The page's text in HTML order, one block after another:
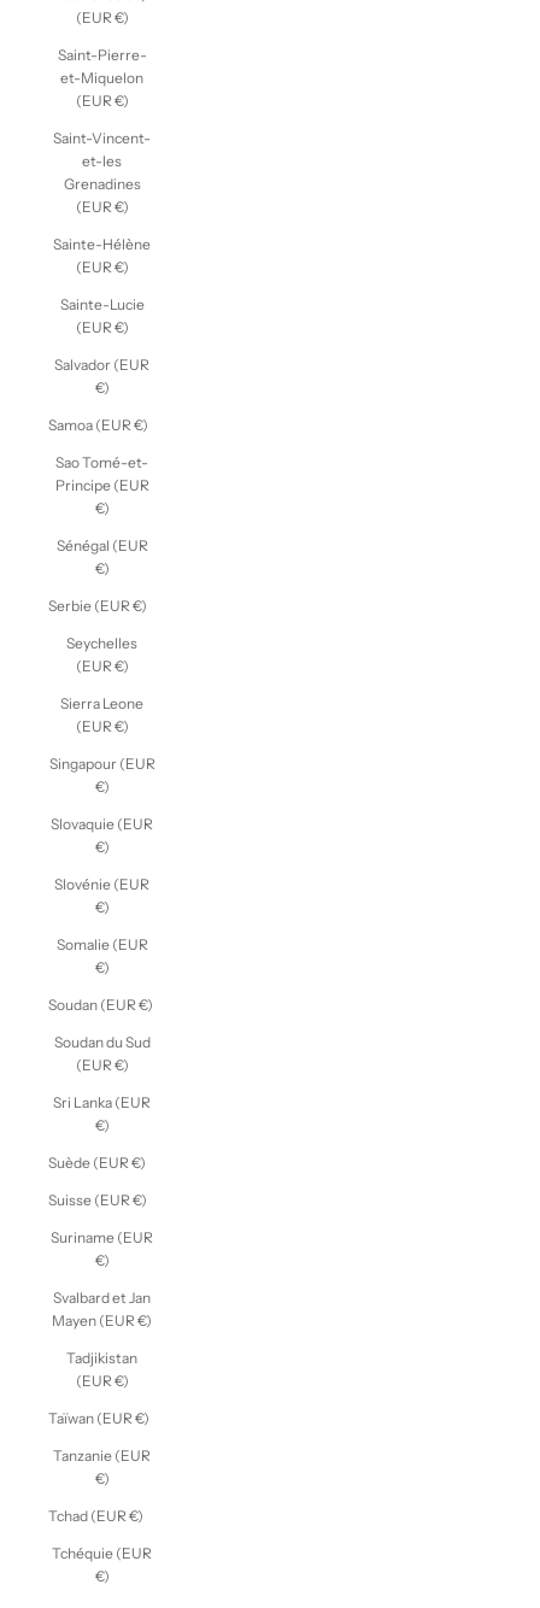
(EUR €)
Saint-Pierre-
et-Miquelon
(EUR €)
Saint-Vincent-
et-les
Grenadines
(EUR €)
Sainte-Hélène
(EUR €)
Sainte-Lucie
(EUR €)
Salvador (EUR
€)
Samoa (EUR €)
Sao Tomé-et-
Principe (EUR
€)
Sénégal (EUR
€)
Serbie (EUR €)
Seychelles
(EUR €)
Sierra Leone
(EUR €)
Singapour (EUR
€)
Slovaquie (EUR
€)
Slovénie (EUR
€)
Somalie (EUR
€)
Soudan (EUR €)
Soudan du Sud
(EUR €)
Sri Lanka (EUR
€)
Suède (EUR €)
Suisse (EUR €)
Suriname (EUR
€)
Svalbard et Jan
Mayen (EUR €)
Tadjikistan
(EUR €)
Taïwan (EUR €)
Tanzanie (EUR
€)
Tchad (EUR €)
Tchéquie (EUR
€)